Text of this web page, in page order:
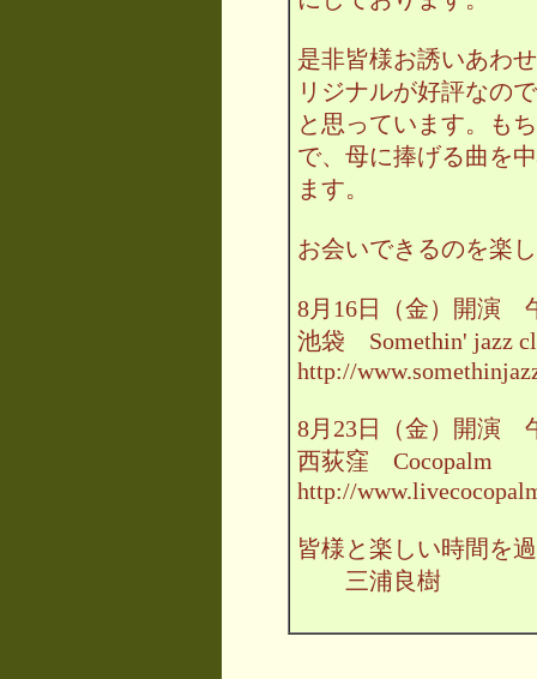
是非皆様お誘いあわ
リジナルが好評なの
と思っています。も
で、母に捧げる曲を
ます。
お会いできるのを楽
8月16日（金）開
池袋 Somethin' jazz
http://
8月23日（金）開
西荻窪 Cocopalm
http://
皆様と楽しい時間を
三浦良樹